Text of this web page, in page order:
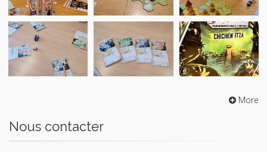
More
Nous contacter